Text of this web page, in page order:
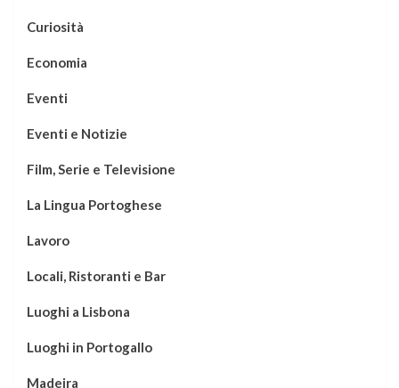
Curiosità
Economia
Eventi
Eventi e Notizie
Film, Serie e Televisione
La Lingua Portoghese
Lavoro
Locali, Ristoranti e Bar
Luoghi a Lisbona
Luoghi in Portogallo
Madeira